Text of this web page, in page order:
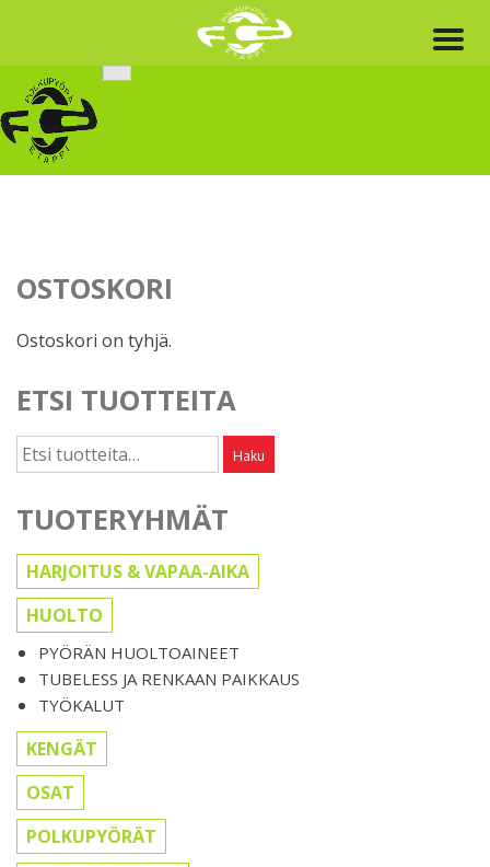
content
OSTOSKORI
Ostoskori on tyhjä.
ETSI TUOTTEITA
Etsi: Haku
TUOTERYHMÄT
HARJOITUS & VAPAA-AIKA
HUOLTO
PYÖRÄN HUOLTOAINEET
TUBELESS JA RENKAAN PAIKKAUS
TYÖKALUT
KENGÄT
OSAT
POLKUPYÖRÄT